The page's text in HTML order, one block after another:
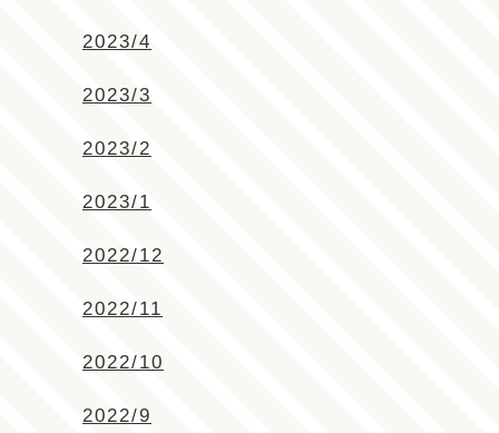
2023/4
2023/3
2023/2
2023/1
2022/12
2022/11
2022/10
2022/9